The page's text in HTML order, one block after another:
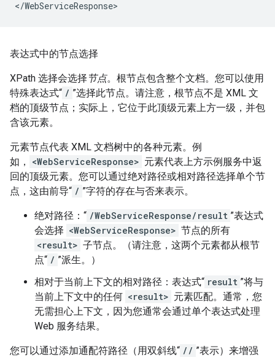
表达式中的节点选择
XPath 选择会选择 节点。根节点包含整个文档。您可以使用
特殊表达式“ / ”选择此节点。请注意，根节点不是 XML 文
档的顶级节点；实际上，它位于此顶级元素上方一级，并包
含该元素。
元素节点代表 XML 文档树中的各种元素。例
如，
<WebServiceResponse> 元素代表上方示例服务中返
回的顶级元素。您可以通过绝对路径或相对路径选择单个节
点，这由前导“ / ”字符的存在与否来表示。
绝对路径：“ /WebServiceResponse/result ”表达式
会选择 <WebServiceResponse> 节点的所有
<result> 子节点。（请注意，这两个元素都从根节
点“ / ”派生。）
相对于当前上下文的相对路径：表达式“ result ”将与
当前上下文中的任何 <result> 元素匹配。通常，您
无需担心上下文，因为您通常会通过单个表达式处理
Web 服务结果。
您可以通过添加通配符路径（用双斜线“ // ”表示）来增强